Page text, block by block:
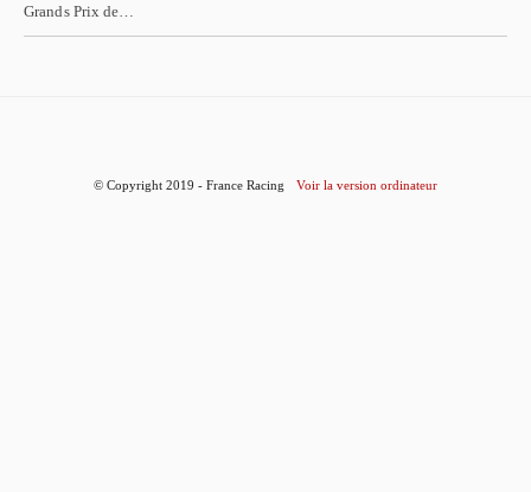
Grands Prix de…
© Copyright 2019 - France Racing Voir la version ordinateur